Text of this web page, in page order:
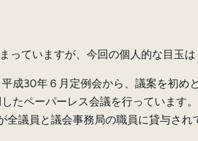
ていますが、今回の個人的な目玉は
30年６月定例会から、議案を初め
たペーパーレス会議を行っています
議員と議会事務局の職員に貸与され